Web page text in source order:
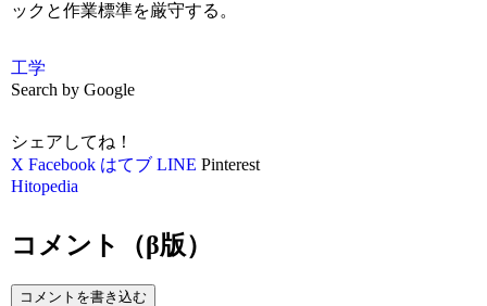
ックと作業標準を厳守する。
工学
Search by Google
シェアしてね！
X Facebook はてブ LINE Pinterest
Hitopedia
コメント（β版）
コメントを書き込む